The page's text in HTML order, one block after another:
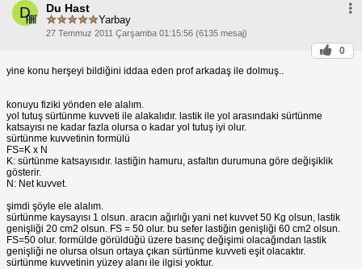
D Du Hast
Yarbay
27 Temmuz 2011 Çarşamba 01:15:56 (6135 mesaj)
0
yine konu herşeyi bildiğini iddaa eden prof arkadaş ile dolmuş..
konuyu fiziki yönden ele alalım.
yol tutuş sürtünme kuvveti ile alakalıdır. lastik ile yol arasındaki sürtünme
katsayısı ne kadar fazla olursa o kadar yol tutuş iyi olur.
sürtünme kuvvetinin formülü
FS=K x N
K: sürtünme katsayısıdır. lastiğin hamuru, asfaltın durumuna göre değişiklik
gösterir.
N: Net kuvvet.
şimdi şöyle ele alalım.
sürtünme kaysayısı 1 olsun. aracın ağırlığı yani net kuvvet 50 Kg olsun, lastik
genişliği 20 cm2 olsun. FS = 50 olur. bu sefer lastiğin genişliği 60 cm2 olsun.
FS=50 olur. formülde görüldüğü üzere basınç değişimi olacağından lastik
genişliği ne olursa olsun ortaya çıkan sürtünme kuvveti eşit olacaktır.
sürtünme kuvvetinin yüzey alanı ile ilgisi yoktur.